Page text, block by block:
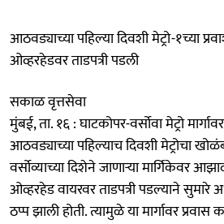
आठवड्याच्या पहिल्या दिवशी मेट्रो-१च्या
ओव्हरहेडवर ताडपत्री पडली
सकाळ वृत्तसेवा
मुंबई, ता. १६ : घाटकोपर-वर्सोवा मेट्रो
आठवड्याच्या पहिल्याच दिवशी मेट्रोचा
वर्सोव्याच्या दिशेने जाणाऱ्या मार्गिकेवर
ओव्हरहेड वायरवर ताडपत्री पडल्याने सुमारे
ठप्प झाली होती. त्यामुळे या मार्गावर प्रवास